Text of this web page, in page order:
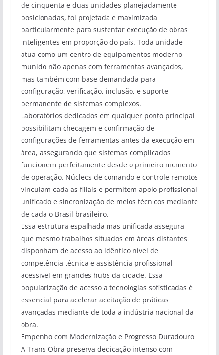
de cinquenta e duas unidades planejadamente
posicionadas, foi projetada e maximizada
particularmente para sustentar execução de obras
inteligentes em proporção do país. Toda unidade
atua como um centro de equipamentos moderno
munido não apenas com ferramentas avançados,
mas também com base demandada para
configuração, verificação, inclusão, e suporte
permanente de sistemas complexos.
Laboratórios dedicados em qualquer ponto principal
possibilitam checagem e confirmação de
configurações de ferramentas antes da execução em
área, assegurando que sistemas complicados
funcionem perfeitamente desde o primeiro momento
de operação. Núcleos de comando e controle remotos
vinculam cada as filiais e permitem apoio profissional
unificado e sincronização de meios técnicos mediante
de cada o Brasil brasileiro.
Essa estrutura espalhada mas unificada assegura
que mesmo trabalhos situados em áreas distantes
disponham de acesso ao idêntico nível de
competência técnica e assistência profissional
acessível em grandes hubs da cidade. Essa
popularização de acesso a tecnologias sofisticadas é
essencial para acelerar aceitação de práticas
avançadas mediante de toda a indústria nacional da
obra.
Empenho com Modernização e Progresso Duradouro
A Trans Obra preserva dedicação intenso com